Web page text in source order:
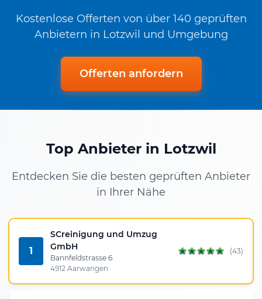
Kostenlose Offerten von über 140 geprüften
Anbietern in Lotzwil und Umgebung
Offerten anfordern
Top Anbieter in Lotzwil
Entdecken Sie die besten geprüften Anbieter
in Ihrer Nähe
1
SCreinigung und Umzug
GmbH
Bannfeldstrasse 6
4912 Aarwangen
(43)